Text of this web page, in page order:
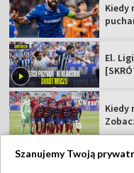
Kiedy
El.
Kiedy
Szanujemy Twoją